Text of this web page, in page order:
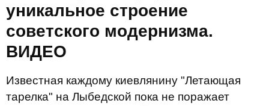
уникальное строение
советского модернизма.
ВИДЕО
Известная каждому киевлянину "Летающая
тарелка" на Лыбедской пока не поражает